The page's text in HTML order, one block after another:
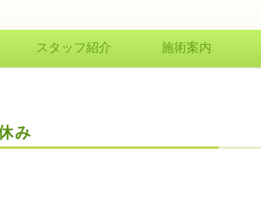
スタッフ紹介 施術案内
み